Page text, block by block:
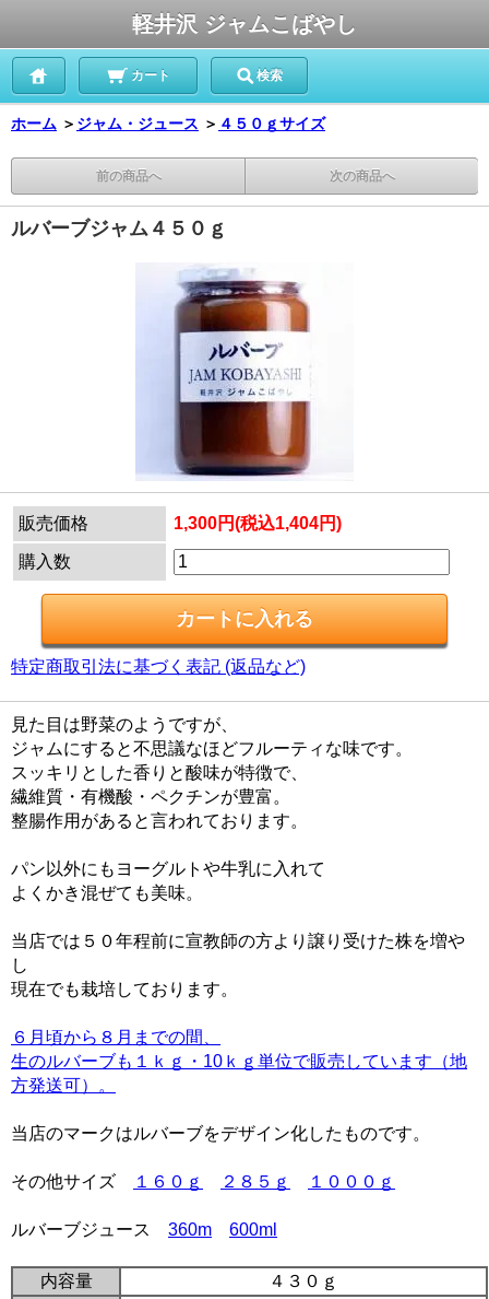
軽井沢 ジャムこばやし
カート 検索
ホーム ＞ ジャム・ジュース ＞ ４５０ｇサイズ
前の商品へ 次の商品へ
ルバーブジャム４５０ｇ
販売価格 1,300円(税込1,404円)
購入数
特定商取引法に基づく表記 (返品など)
見た目は野菜のようですが、
ジャムにすると不思議なほどフルーティな味です。
スッキリとした香りと酸味が特徴で、
繊維質・有機酸・ペクチンが豊富。
整腸作用があると言われております。
パン以外にもヨーグルトや牛乳に入れて
よくかき混ぜても美味。
当店では５０年程前に宣教師の方より譲り受けた株を増や
し
現在でも栽培しております。
６月頃から８月までの間、
生のルバーブも１ｋｇ・10ｋｇ単位で販売しています（地
方発送可）。
当店のマークはルバーブをデザイン化したものです。
その他サイズ １６０ｇ ２８５ｇ １０００ｇ
ルバーブジュース 360m 600ml
内容量 ４３０ｇ